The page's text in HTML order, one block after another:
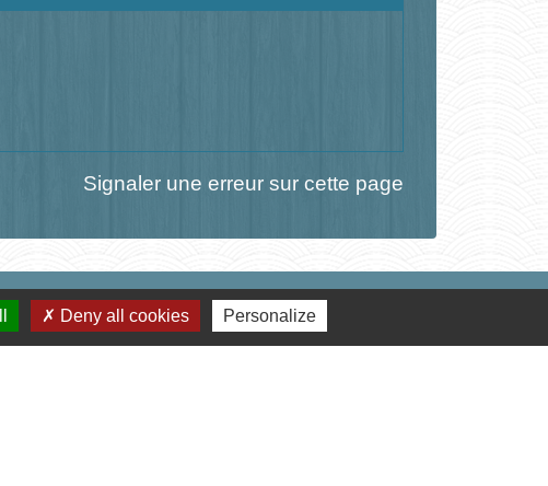
Signaler une erreur sur cette page
Deny all cookies Personalize